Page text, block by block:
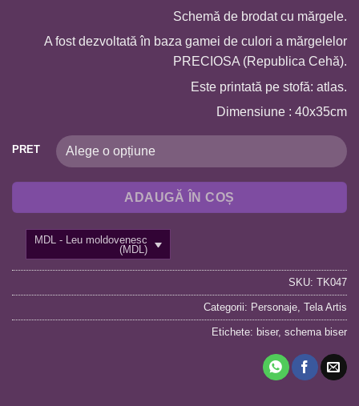
Schemă de brodat cu mărgele.
A fost dezvoltată în baza gamei de culori a mărgelelor
PRECIOSA (Republica Cehă).
Este printată pe stofă: atlas.
Dimensiune : 40x35cm
PRET
ADAUGĂ ÎN COȘ
MDL - Leu moldovenesc
(MDL)
SKU: TK047
Categorii: Personaje Tela Artis
Etichete: biser, schema biser